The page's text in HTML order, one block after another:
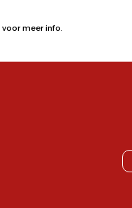
voor meer info.